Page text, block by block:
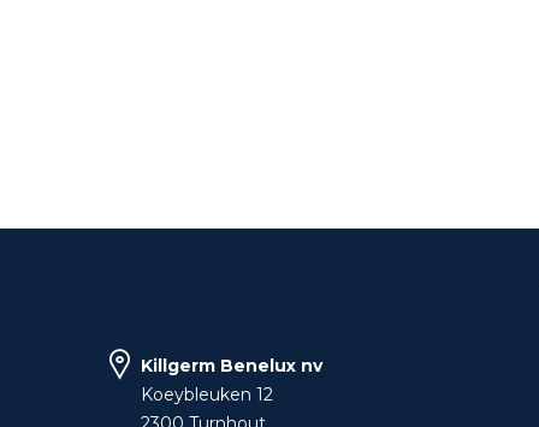
Killgerm Benelux nv
Koeybleuken 12